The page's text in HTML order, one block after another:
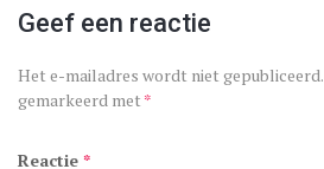
Geef een reactie
Het e-mailadres wordt niet gepubliceerd.
gemarkeerd met *
Reactie *